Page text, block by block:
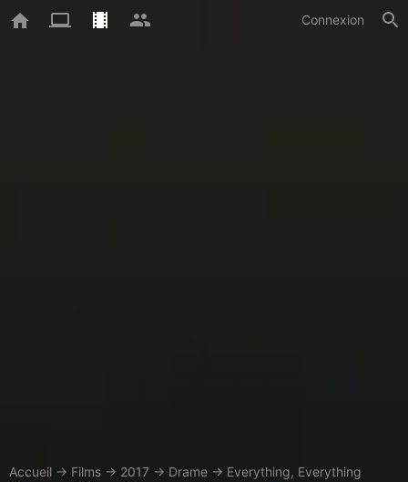
Connexion
Accueil → Films → 2017 → Drame → Everything, Everything